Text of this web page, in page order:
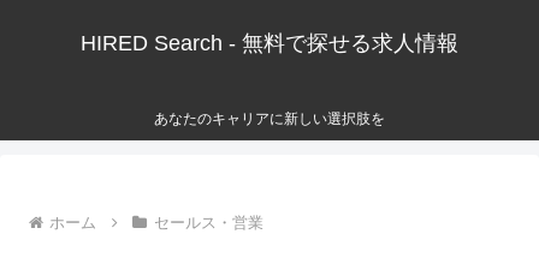
HIRED Search - 無料で探せる求人情報
あなたのキャリアに新しい選択肢を
ホーム セールス・営業